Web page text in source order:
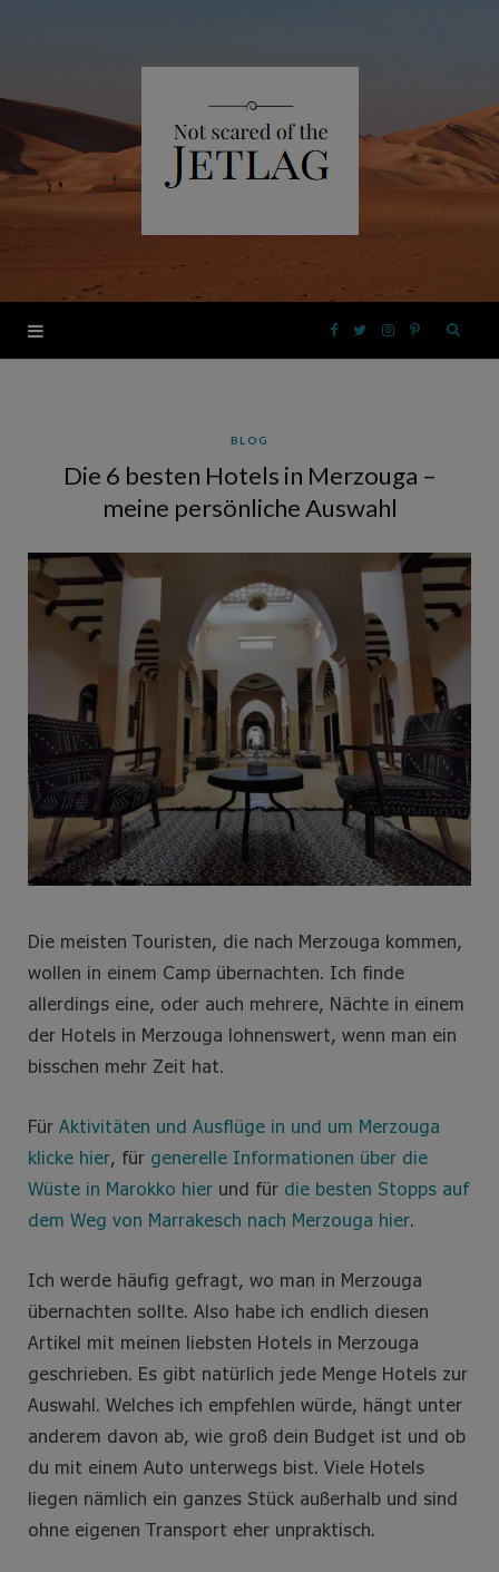
F
b
o
k
t
e
r
I
t
a
r
m
P
e
s
t
BLOG
Die 6 besten Hotels in Merzouga –
meine persönliche Auswahl
Die meisten Touristen, die nach Merzouga kommen,
wollen in einem Camp übernachten. Ich finde
allerdings eine, oder auch mehrere, Nächte in einem
der Hotels in Merzouga lohnenswert, wenn man ein
bisschen mehr Zeit hat.
Für Aktivitäten und Ausflüge in und um Merzouga
klicke hier , für generelle Informationen über die
Wüste in Marokko hier und für die besten Stopps auf
dem Weg von Marrakesch nach Merzouga hier
Ich werde häufig gefragt, wo man in Merzouga
übernachten sollte. Also habe ich endlich diesen
Artikel mit meinen liebsten Hotels in Merzouga
geschrieben. Es gibt natürlich jede Menge Hotels zur
Auswahl. Welches ich empfehlen würde, hängt unter
anderem davon ab, wie groß dein Budget ist und ob
du mit einem Auto unterwegs bist. Viele Hotels
liegen nämlich ein ganzes Stück außerhalb und sind
ohne eigenen Transport eher unpraktisch.